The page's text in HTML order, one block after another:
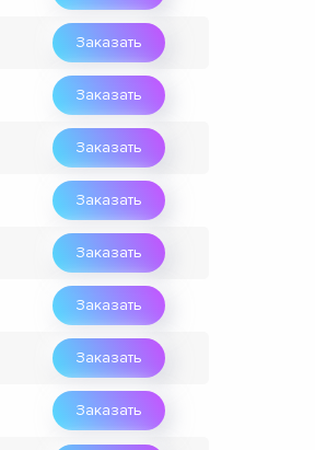
Заказать
Заказать
Заказать
Заказать
Заказать
Заказать
Заказать
Заказать